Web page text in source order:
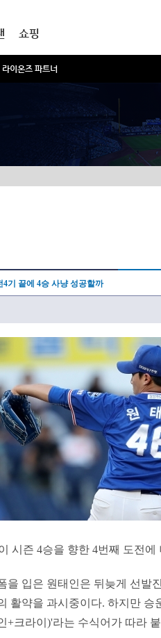
라이온즈 파트너
쇼핑
4기 끝에 4승 사냥 성공할까
시즌 4승을 향한 4번째 도전에
을 입은 원태인은 뒤늦게 선발
활약을 과시중이다. 하지만
+크라이)'라는 수식어가 따라